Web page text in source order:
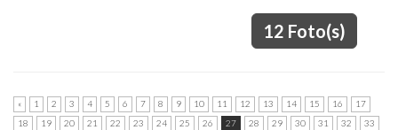
12 Foto(s)
« 1 2 3 4 5 6 7 8 9 10 11 12 13 14 15 16
17
18
19 20 21 22 23 24 25 26 27 28 29 30 31 32
33